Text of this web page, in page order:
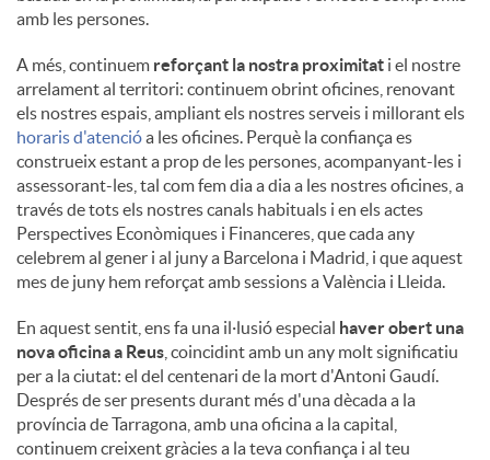
amb les persones.
A més, continuem reforçant la nostra proximitat i el nostre
arrelament al territori: continuem obrint oficines, renovant
els nostres espais, ampliant els nostres serveis i millorant els
horaris d'atencióa les oficines. Perquè la confiança es
construeix estant a prop de les persones, acompanyant-les i
assessorant-les, tal com fem dia a dia a les nostres oficines, a
través de tots els nostres canals habituals i en els actes
Perspectives Econòmiques i Financeres, que cada any
celebrem al gener i al juny a Barcelona i Madrid, i que aquest
mes de juny hem reforçat amb sessions a València i Lleida.
En aquest sentit, ens fa una il·lusió especial haver obert una
nova oficina a Reus , coincidint amb un any molt significatiu
per a la ciutat: el del centenari de la mort d'Antoni Gaudí.
Després de ser presents durant més d'una dècada a la
província de Tarragona, amb una oficina a la capital,
continuem creixent gràcies a la teva confiança i al teu